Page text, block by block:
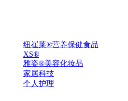
纽崔莱®营养保健食品
XS®
雅姿®美容化妆品
家居科技
个人护理